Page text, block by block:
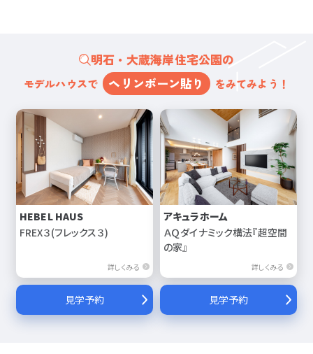
明石・大蔵海岸住宅公園の
モデルハウスで ヘリンボーン貼り をみてみよう！
HEBEL HAUS
FREX３(フレックス３)
詳しくみる
見学予約
アキュラホーム
ＡＱダイナミック構法『超空間
の家』
詳しくみる
見学予約